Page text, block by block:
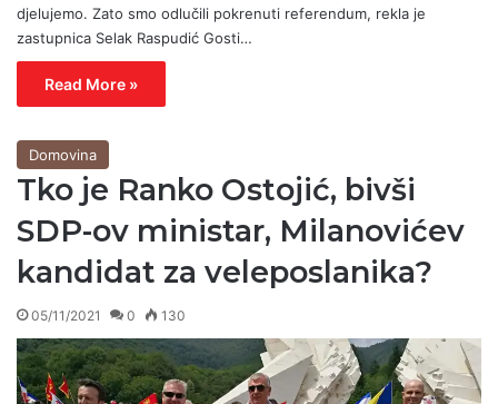
djelujemo. Zato smo odlučili pokrenuti referendum, rekla je
zastupnica Selak Raspudić Gosti…
Read More »
Domovina
Tko je Ranko Ostojić, bivši
SDP-ov ministar, Milanovićev
kandidat za veleposlanika?
05/11/2021 0 130